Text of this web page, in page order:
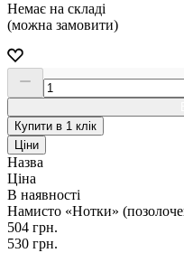
Немає на складі
(можна замовити)
Купити в 1 клік
Ціни
Назва
Ціна
В наявності
Намисто «Нотки»
504 грн.
530 грн.